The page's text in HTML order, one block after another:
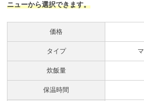
ニューから選択できます。
価格
タイプ
炊飯量
保温時間